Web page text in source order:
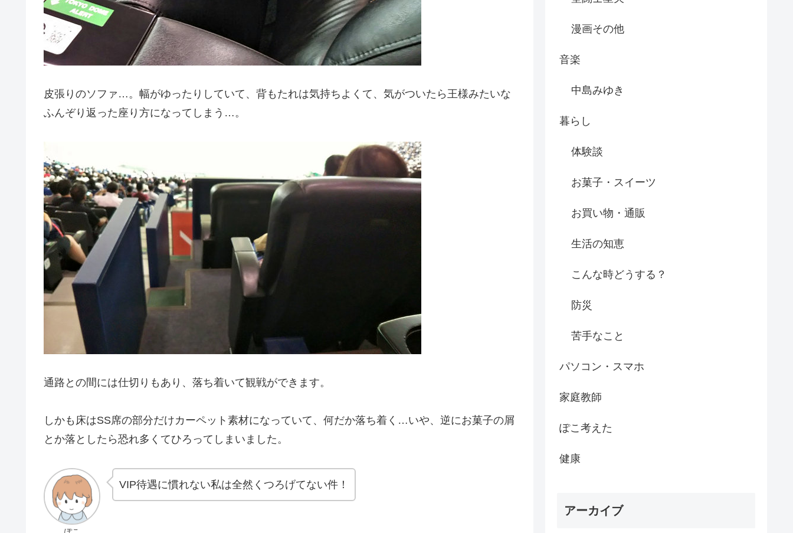
皮張りのソファ…。幅がゆったりしていて、背もたれは気持ちよくて、気がついたら王様みたいな
ふんぞり返った座り方になってしまう…。
通路との間には仕切りもあり、落ち着いて観戦ができます。
しかも床はSS席の部分だけカーペット素材になっていて、何だか落ち着く…いや、逆にお菓子の屑
とか落としたら恐れ多くてひろってしまいました。
VIP待遇に慣れない私は全然くつろげてない件！
漫画その他
音楽
中島みゆき
暮らし
体験談
お菓子・スイーツ
お買い物・通販
生活の知恵
こんな時どうする？
防災
苦手なこと
パソコン・スマホ
家庭教師
ぽこ考えた
健康
アーカイブ